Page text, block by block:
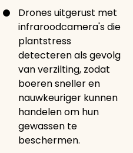
Drones uitgerust met
infraroodcamera's die
plantstress
detecteren als gevolg
van verzilting, zodat
boeren sneller en
nauwkeuriger kunnen
handelen om hun
gewassen te
beschermen.